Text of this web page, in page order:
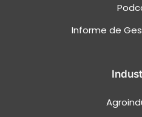
Informe de